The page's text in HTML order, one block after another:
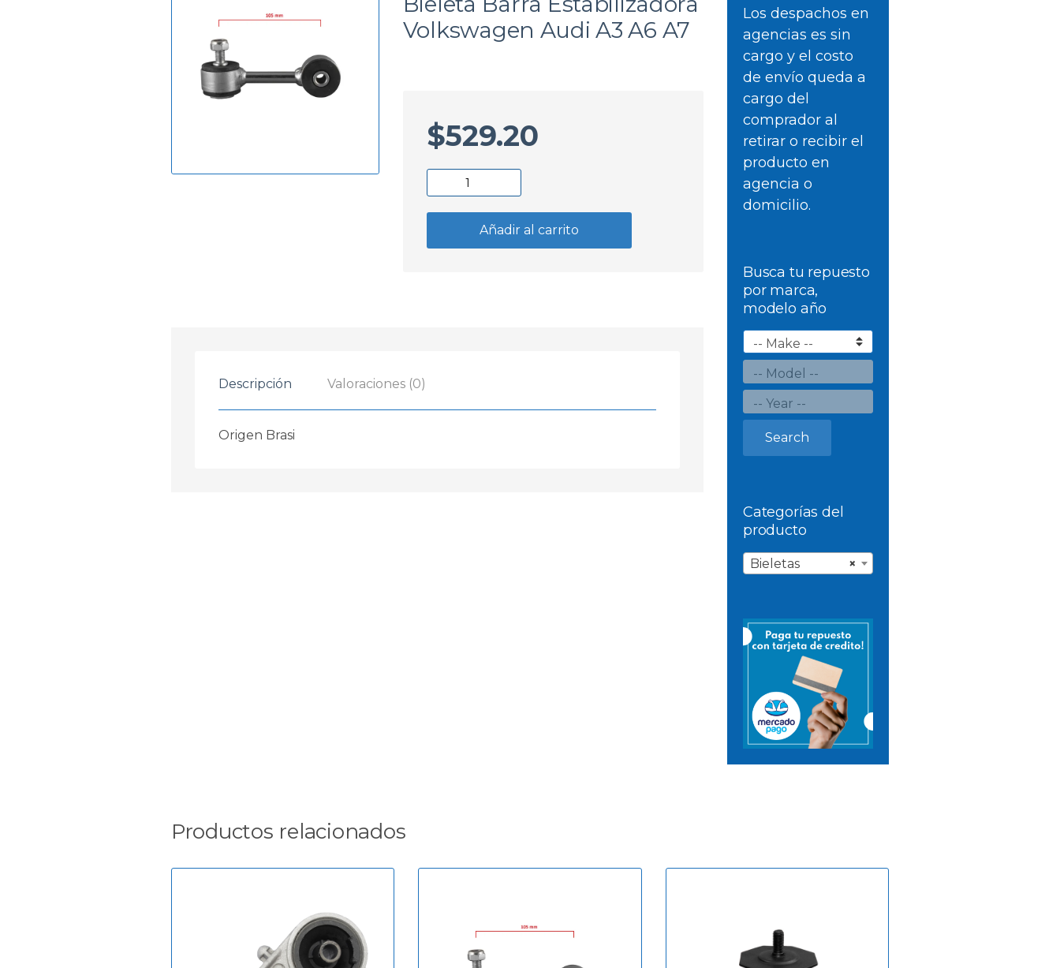
Volkswagen Audi A3 A6 A7
$529.20
Bieleta
Barra
Estabilizadora
Volkswagen
Añadir al carrito
Descripción Valoraciones (0)
Origen Brasi
Los despachos en
agencias es sin
cargo y el costo
de envío queda a
cargo del
comprador al
retirar o recibir el
producto en
agencia o
domicilio.
Busca tu repuesto
por marca,
modelo año
Search
Categorías del
producto
×
Bieletas
Productos relacionados